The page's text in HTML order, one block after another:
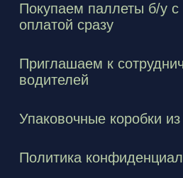
Покупаем паллеты б/у с
оплатой сразу
Приглашаем к
водителей
Упаковочные коробки из
Политика